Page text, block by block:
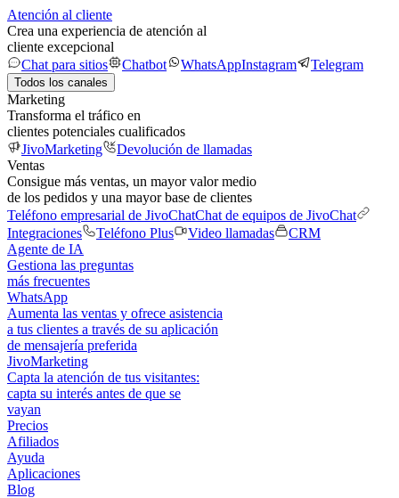
Atención al cliente
Crea una experiencia de atención al
cliente excepcional
Chat para sitios
Chatbot WhatsAppInstagram Telegram
Todos los canales
Marketing
Transforma el tráfico en
clientes potenciales cualificados
JivoMarketing
Devolución de llamadas
Ventas
Consigue más ventas, un mayor valor medio
de los pedidos y una mayor base de clientes
Teléfono empresarial de JivoChatChat de equipos de JivoChat
Integraciones
Teléfono Plus Video llamadas
CRM
Agente de IA
Gestiona las preguntas
más frecuentes
WhatsApp
Aumenta las ventas y ofrece asistencia
a tus clientes a través de su aplicación
de mensajería preferida
JivoMarketing
Capta la atención de tus visitantes:
capta su interés antes de que se
vayan
Precios
Afiliados
Ayuda
Aplicaciones
Blog